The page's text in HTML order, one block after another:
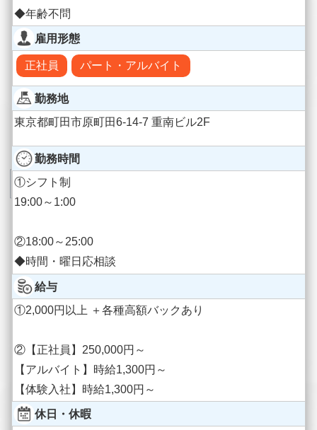
◆年齢不問
雇用形態
正社員 パート・アルバイト
勤務地
東京都町田市原町田6-14-7 重南ビル2F
勤務時間
①シフト制
19:00～1:00
②18:00～25:00
◆時間・曜日応相談
給与
①2,000円以上 ＋各種高額バックあり
②【正社員】250,000円～
【アルバイト】時給1,300円～
【体験入社】時給1,300円～
休日・休暇